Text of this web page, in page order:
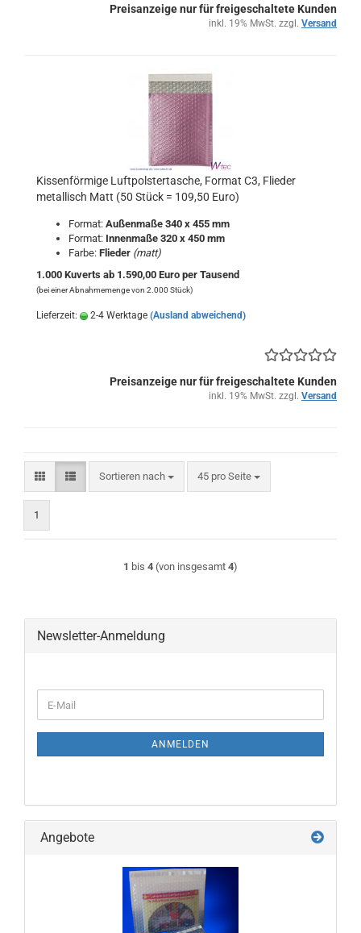
Preisanzeige nur für freigeschaltete Kunden
inkl. 19% MwSt. zzgl. Versand
Kissenförmige Luftpolstertasche, Format C3, Flieder
metallisch Matt (50 Stück = 109,50 Euro)
Format: Außenmaße 340 x 455 mm
Format: Innenmaße 320 x 450 mm
Farbe: Flieder (matt)
1.000 Kuverts ab 1.590,00 Euro per Tausend
(bei einer Abnahmemenge von 2.000 Stück)
Lieferzeit: 2-4 Werktage (Ausland abweichend)
Preisanzeige nur für freigeschaltete Kunden
inkl. 19% MwSt. zzgl. Versand
Sortieren nach
Sortieren nach 45 pro Seite
pro Seite
1
1 bis 4 (von insgesamt 4)
Newsletter-Anmeldung
ZUR
E-
Mail
ANMELDEN
Angebote